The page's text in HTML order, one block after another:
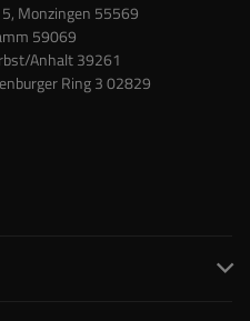
Monzingen 55569
59069
Anhalt 39261
Ring 3 02829